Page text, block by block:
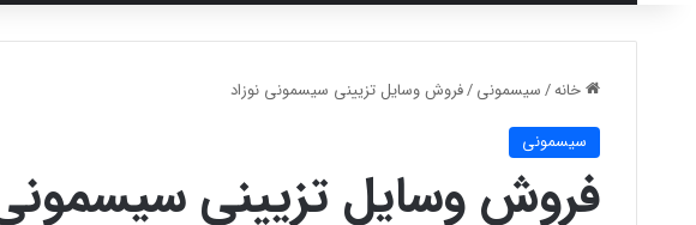
خانه/ سیسمونی/فروش وسایل تزیینی سیسمونی نوزاد
سیسمونی
فروش وسایل تزیینی سیسمونی